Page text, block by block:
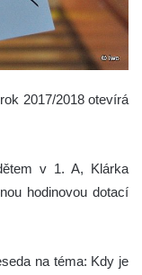
2017/2018 otevírá
v 1. A, Klárka
hodinovou dotací
na téma: Kdy je